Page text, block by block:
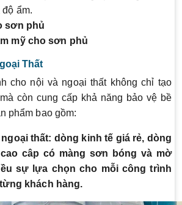
ẩm.
sơn phủ
mỹ cho sơn phủ
Thất
cho nội và ngoại thất không chỉ tạo
còn cung cấp khả năng bảo vệ bề
phẩm bao gồm:
thất: dòng kinh tế giá rẻ, dòng
câp có màng sơn bóng và mờ
sự lựa chọn cho mỗi công trình
khách hàng.